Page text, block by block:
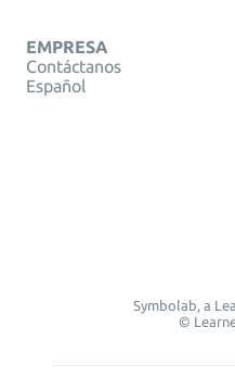
EMPRESA
Contáctanos
Español
Symbolab, a
©